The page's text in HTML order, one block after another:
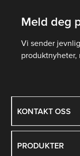
KONTAKT OSS
PRODUKTER
Meld deg
Vi sender